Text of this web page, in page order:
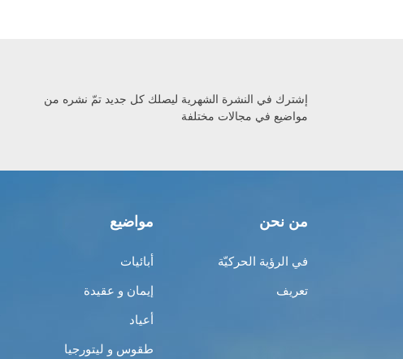
إشترك في النشرة الشهرية ليصلك كل جديد تمّ نشره من
مواضيع في مجالات مختلفة
من نحن
في الرؤية الحركيّة
تعريف
مواضيع
أبائيات
إيمان و عقيدة
أعياد
طقوس و ليتورجيا